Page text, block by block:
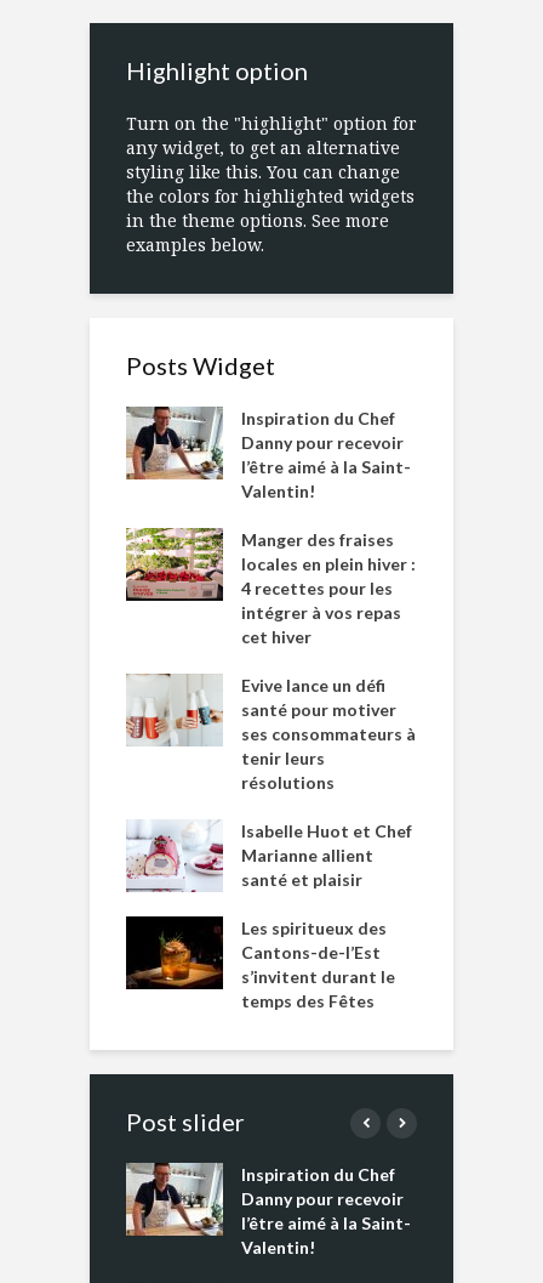
Highlight option
Turn on the "highlight" option for
any widget, to get an alternative
styling like this. You can change
the colors for highlighted widgets
in the theme options. See more
examples below.
Posts Widget
Inspiration du Chef
Danny pour recevoir
l’être aimé à la Saint-
Valentin!
Manger des fraises
locales en plein hiver :
4 recettes pour les
intégrer à vos repas
cet hiver
Evive lance un défi
santé pour motiver
ses consommateurs à
tenir leurs
résolutions
Isabelle Huot et Chef
Marianne allient
santé et plaisir
Les spiritueux des
Cantons-de-l’Est
s’invitent durant le
temps des Fêtes
Post slider
Inspiration du Chef
Danny pour recevoir
l’être aimé à la Saint-
Valentin!